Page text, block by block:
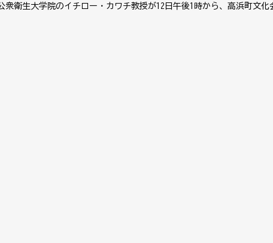
衆衛生大学院のイチロー・カワチ教授が12日午後1時から、高浜町文